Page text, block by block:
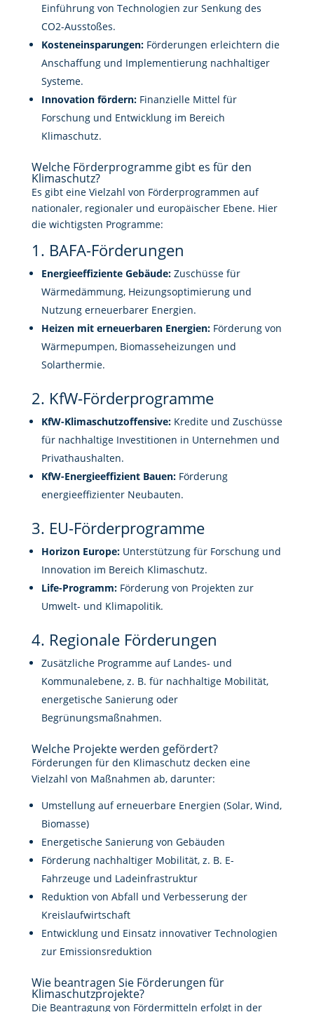
Einführung von Technologien zur Senkung des
CO2-Ausstoßes.
Kosteneinsparungen:Förderungen erleichtern die
Anschaffung und Implementierung nachhaltiger
Systeme.
Innovation fördern:Finanzielle Mittel für
Forschung und Entwicklung im Bereich
Klimaschutz.
Welche Förderprogramme gibt es für den
Klimaschutz?
Es gibt eine Vielzahl von Förderprogrammen auf
nationaler, regionaler und europäischer Ebene. Hier
die wichtigsten Programme:
1. BAFA-Förderungen
Energieeffiziente Gebäude:Zuschüsse für
Wärmedämmung, Heizungsoptimierung und
Nutzung erneuerbarer Energien.
Heizen mit erneuerbaren Energien:Förderung von
Wärmepumpen, Biomasseheizungen und
Solarthermie.
2. KfW-Förderprogramme
KfW-Klimaschutzoffensive:Kredite und Zuschüsse
für nachhaltige Investitionen in Unternehmen und
Privathaushalten.
KfW-Energieeffizient Bauen:Förderung
energieeffizienter Neubauten.
3. EU-Förderprogramme
Horizon Europe:Unterstützung für Forschung und
Innovation im Bereich Klimaschutz.
Life-Programm:Förderung von Projekten zur
Umwelt- und Klimapolitik.
4. Regionale Förderungen
Zusätzliche Programme auf Landes- und
Kommunalebene, z. B. für nachhaltige Mobilität,
energetische Sanierung oder
Begrünungsmaßnahmen.
Welche Projekte werden gefördert?
Förderungen für den Klimaschutz decken eine
Vielzahl von Maßnahmen ab, darunter:
Umstellung auf erneuerbare Energien (Solar, Wind,
Biomasse)
Energetische Sanierung von Gebäuden
Förderung nachhaltiger Mobilität, z. B. E-
Fahrzeuge und Ladeinfrastruktur
Reduktion von Abfall und Verbesserung der
Kreislaufwirtschaft
Entwicklung und Einsatz innovativer Technologien
zur Emissionsreduktion
Wie beantragen Sie Förderungen für
Klimaschutzprojekte?
Die Beantragung von Fördermitteln erfolgt in der